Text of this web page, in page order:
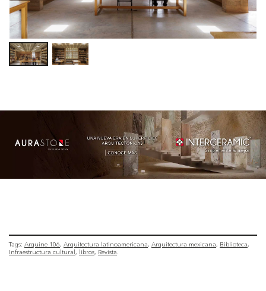
Tags: Arquine 106 Arquitectura latinoamericana Arquitectura mexicana
Biblioteca
Infraestructura cultural
libros Revista